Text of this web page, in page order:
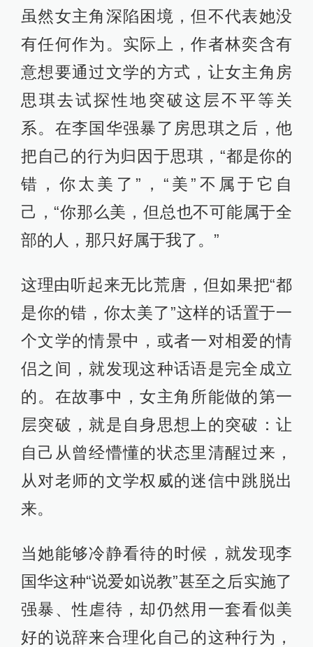
虽然女主角深陷困境，但不代表她没
有任何作为。实际上，作者林奕含有
意想要通过文学的方式，让女主角房
思琪去试探性地突破这层不平等关
系。在李国华强暴了房思琪之后，他
把自己的行为归因于思琪，“都是你的
错，你太美了”，“美”不属于它自
己，“你那么美，但总也不可能属于全
部的人，那只好属于我了。”
这理由听起来无比荒唐，但如果把“都
是你的错，你太美了”这样的话置于一
个文学的情景中，或者一对相爱的情
侣之间，就发现这种话语是完全成立
的。在故事中，女主角所能做的第一
层突破，就是自身思想上的突破：让
自己从曾经懵懂的状态里清醒过来，
从对老师的文学权威的迷信中跳脱出
来。
当她能够冷静看待的时候，就发现李
国华这种“说爱如说教”甚至之后实施了
强暴、性虐待，却仍然用一套看似美
好的说辞来合理化自己的这种行为，